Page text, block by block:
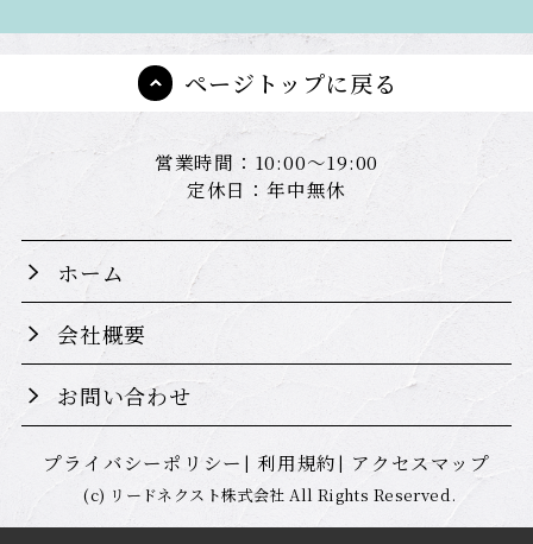
ページトップに戻る
営業時間：10:00～19:00
定休日：年中無休
ホーム
会社概要
お問い合わせ
プライバシーポリシー 利用規約 アクセスマップ
(c) リードネクスト株式会社 All Rights Reserved.